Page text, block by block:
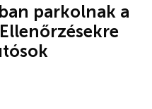
parkolnak a